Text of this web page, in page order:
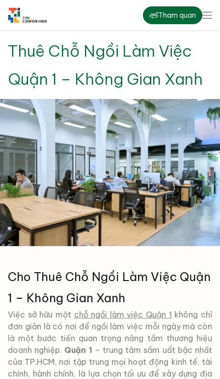
Tham quan
Thuê Chỗ Ngồi Làm Việc
Quận 1 – Không Gian Xanh
Cho Thuê Chỗ Ngồi Làm Việc Quận
1 – Không Gian Xanh
Việc sở hữu một chỗ ngồi làm việc Quận 1 không chỉ
đơn giản là có nơi để ngồi làm việc mỗi ngày mà còn
là một bước tiến quan trọng nâng tầm thương hiệu
doanh nghiệp. Quận 1 – trung tâm sầm uất bậc nhất
của TP.HCM, nơi tập trung mọi hoạt động kinh tế, tài
chính, hành chính, là lựa chọn tối ưu để xây dựng địa